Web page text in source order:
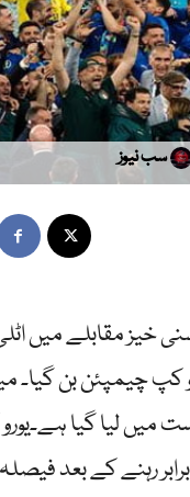
سب نیوز
خیز مقابلے میں
چیمپئن بن گیا۔